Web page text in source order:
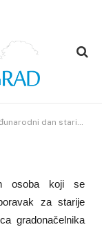
dan starijih osoba
osoba
osoba koji se
za starije
gradonačelnika